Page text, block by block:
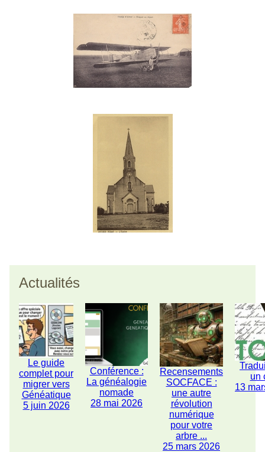
Actualités
Le guide
complet pour
migrer vers
Généatique
5 juin 2026
Conférence :
La généalogie
nomade
28 mai 2026
Recensements
SOCFACE :
une autre
révolution
numérique
pour votre
arbre ...
25 mars 2026
un
13